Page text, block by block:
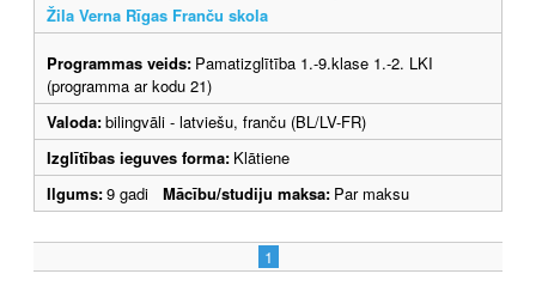
Žila Verna Rīgas Franču skola
Programmas veids: Pamatizglītība 1.-9.klase 1.-2. LKI
(programma ar kodu 21)
Valoda:bilingvāli - latviešu, franču (BL/LV-FR)
Izglītības ieguves forma: Klātiene
Ilgums:9 gadi Mācību/studiju maksa: Par maksu
1